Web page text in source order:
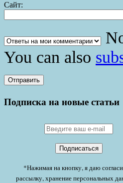
Сайт:
You can also
Подписка на новые статьи
*Нажимая на кнопку, я даю
рассылку, хранение персональных